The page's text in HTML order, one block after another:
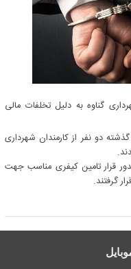
گناوه به دلیل تخلفات مالی
دو نفر از کارمندان شهرداری
قرار تامین کیفری مناسب جهت
گرفتند.